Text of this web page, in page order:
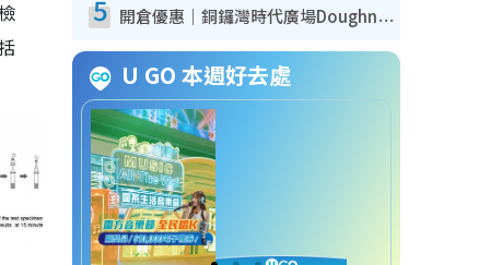
5 開倉優惠｜銅鑼灣時代廣場Doughnut/Campo Marzio開倉低至1折！背囊、書包、手袋劈價$200起
U GO 本週好去處